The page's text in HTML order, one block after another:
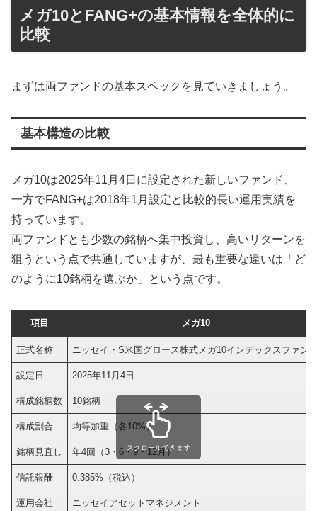
メガ10とFANG+の基本情報を全体的に
比較
まずは両ファンドの基本スペックを見ていきましょう。
基本構造の比較
メガ10は2025年11月4日に設定された新しいファンド、
一方でFANG+は2018年1月設定と比較的長い運用実績を
持っています。
両ファンドとも少数の銘柄へ集中投資し、高いリターンを
狙うという点で共通していますが、最も重要な違いは「ど
のように10銘柄を選ぶか」という点です。
項目 メガ10
正式名称 ニッセイ・S米国グロース株式メガ10インデックスファン
設定日 2025年11月4日
構成銘柄数 10銘柄
構成割合 均等加重（各10%）
銘柄見直し 年4回（3・6・9・12月）
信託報酬 0.385%（税込）
運用会社 ニッセイアセットマネジメント
スクロールできます